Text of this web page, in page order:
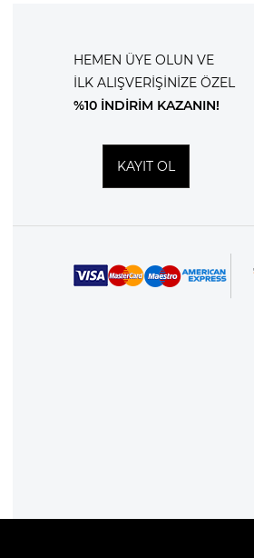
HEMEN ÜYE OLUN VE
İLK ALIŞVERİŞİNİZE ÖZEL
%10 İNDİRİM KAZANIN!
KAYIT OL